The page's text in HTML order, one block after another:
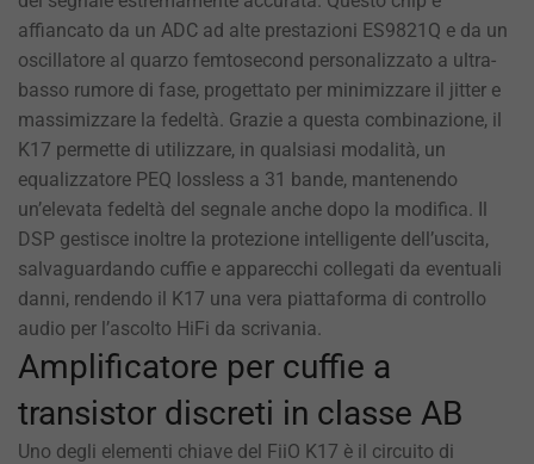
affiancato da un ADC ad alte prestazioni ES9821Q e da un
oscillatore al quarzo femtosecond personalizzato a ultra-
basso rumore di fase, progettato per minimizzare il jitter e
massimizzare la fedeltà. Grazie a questa combinazione, il
K17 permette di utilizzare, in qualsiasi modalità, un
equalizzatore PEQ lossless a 31 bande, mantenendo
un’elevata fedeltà del segnale anche dopo la modifica. Il
DSP gestisce inoltre la protezione intelligente dell’uscita,
salvaguardando cuffie e apparecchi collegati da eventuali
danni, rendendo il K17 una vera piattaforma di controllo
audio per l’ascolto HiFi da scrivania.
Amplificatore per cuffie a
transistor discreti in classe AB
Uno degli elementi chiave del FiiO K17 è il circuito di